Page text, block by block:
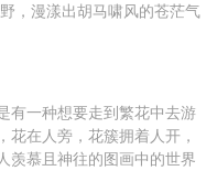
，漫漾出胡马啸风的苍茫气
有一种想要走到繁花中去游
花在人旁，花簇拥着人开，
羡慕且神往的图画中的世界